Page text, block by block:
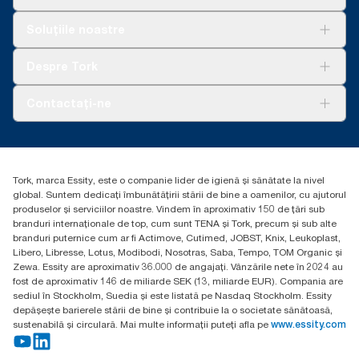
Reprezintă sortimentul european de rezerve Tork OptiServe®
combinate cu datele de consum. Deoarece aceste date sunt o
Essity Hungary Kft. Professional Hygiene
Budakeszi út 51.
Tork, marca Essity, este o companie lider de igienă și sănătate la nivel
global. Suntem dedicați îmbunătățirii stării de bine a oamenilor, cu ajutorul
produselor și serviciilor noastre. Vindem în aproximativ 150 de țări sub
branduri internaționale de top, cum sunt TENA și Tork, precum și sub alte
branduri puternice cum ar fi Actimove, Cutimed, JOBST, Knix, Leukoplast,
Libero, Libresse, Lotus, Modibodi, Nosotras, Saba, Tempo, TOM Organic și
Zewa. Essity are aproximativ 36.000 de angajați. Vânzările nete în 2024 au
fost de aproximativ 146 de miliarde SEK (13, miliarde EUR). Compania are
sediul în Stockholm, Suedia și este listată pe Nasdaq Stockholm. Essity
depășește barierele stării de bine și contribuie la o societate sănătoasă,
sustenabilă și circulară. Mai multe informații puteți afla pe www.essity.com